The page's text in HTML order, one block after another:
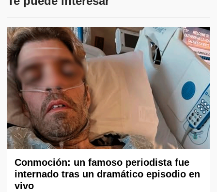
Conmoción: un famoso periodista fue
internado tras un dramático episodio en
vivo